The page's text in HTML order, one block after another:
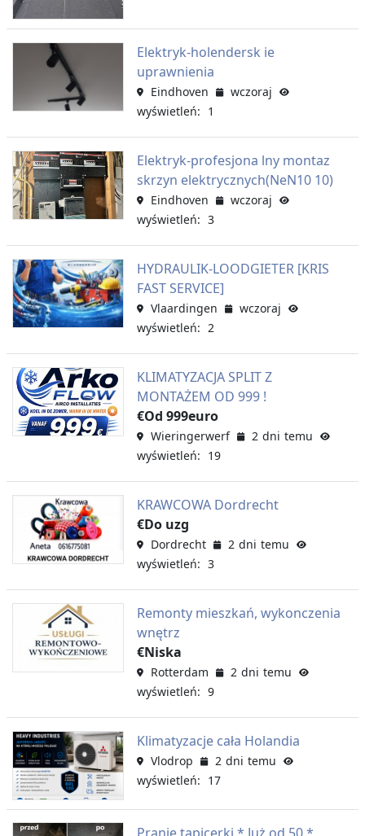
Elektryk-holendersk ie
uprawnienia
Eindhoven
wczoraj
wyświetleń: 1
Elektryk-profesjona lny montaz
skrzyn elektrycznych(NeN10 10)
Eindhoven
wczoraj
wyświetleń: 3
HYDRAULIK-LOODGIETER [KRIS
FAST SERVICE]
Vlaardingen
wczoraj
wyświetleń: 2
KLIMATYZACJA SPLIT Z
MONTAŻEM OD 999 !
€Od 999euro
Wieringerwerf
2 dni temu
wyświetleń: 19
KRAWCOWA Dordrecht
€Do uzg
Dordrecht
2 dni temu
wyświetleń: 3
Remonty mieszkań, wykonczenia
wnętrz
€Niska
Rotterdam
2 dni temu
wyświetleń: 9
Klimatyzacje cała Holandia
Vlodrop
2 dni temu
wyświetleń: 17